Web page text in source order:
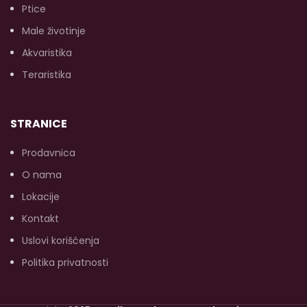
odbrane tijela.
Ptice
Male životinje
Akvaristika
Teraristika
STRANICE
Prodavnica
O nama
Lokacije
Kontakt
Uslovi korišćenja
Politika privatnosti